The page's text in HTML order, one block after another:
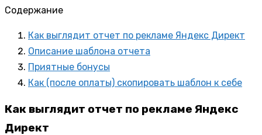
Содержание
Как выглядит отчет по рекламе Яндекс Директ
Описание шаблона отчета
Приятные бонусы
Как (после оплаты) скопировать шаблон к себе
Как выглядит отчет по рекламе Яндекс
Директ